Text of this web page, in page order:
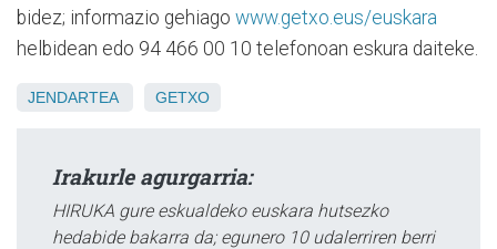
bidez; informazio gehiago www.getxo.eus/euskara
helbidean edo 94 466 00 10 telefonoan eskura daiteke.
JENDARTEA GETXO
Irakurle agurgarria:
HIRUKA gure eskualdeko euskara hutsezko
hedabide bakarra da; egunero 10 udalerriren berri